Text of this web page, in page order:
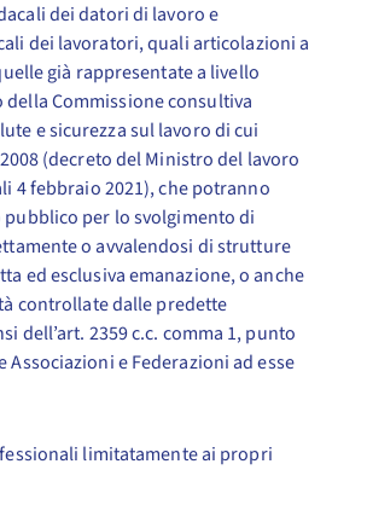
dei datori di lavoro e
dei lavoratori, quali articolazioni a
già rappresentate a livello
della Commissione consultiva
e sicurezza sul lavoro di cui
(decreto del Ministro del lavoro
4 febbraio 2021), che potranno
pubblico per lo svolgimento di
o avvalendosi di strutture
ed esclusiva emanazione, o anche
controllate dalle predette
dell’art. 2359 c.c. comma 1, punto
Associazioni e Federazioni ad esse
limitatamente ai propri